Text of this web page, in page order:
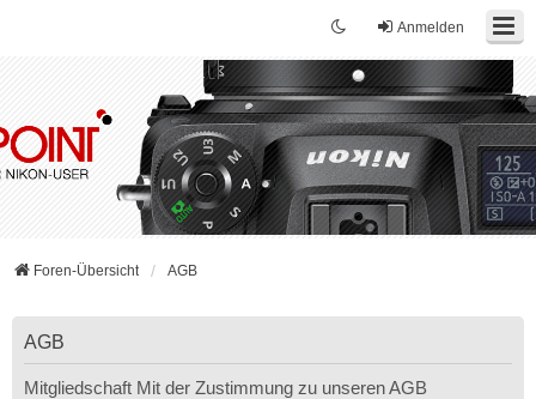
Anmelden
Foren-Übersicht AGB
AGB
Mitgliedschaft Mit der Zustimmung zu unseren AGB